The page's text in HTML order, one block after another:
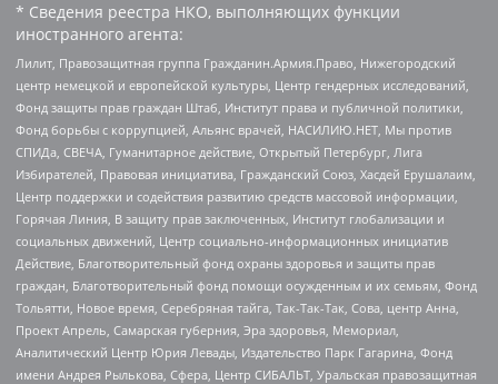
* Сведения реестра НКО, выполняющих функции
иностранного агента:
Лилит, Правозащитная группа Гражданин.Армия.Право, Нижегородский
центр немецкой и европейской культуры, Центр гендерных исследований,
Фонд защиты прав граждан Штаб, Институт права и публичной политики,
Фонд борьбы с коррупцией, Альянс врачей, НАСИЛИЮ.НЕТ, Мы против
СПИДа, СВЕЧА, Гуманитарное действие, Открытый Петербург, Лига
Избирателей, Правовая инициатива, Гражданский Союз, Хасдей Ерушалаим,
Центр поддержки и содействия развитию средств массовой информации,
Горячая Линия, В защиту прав заключенных, Институт глобализации и
социальных движений, Центр социально-информационных инициатив
Действие, Благотворительный фонд охраны здоровья и защиты прав
граждан, Благотворительный фонд помощи осужденным и их семьям, Фонд
Тольятти, Новое время, Серебряная тайга, Так-Так-Так, Сова, центр Анна,
Проект Апрель, Самарская губерния, Эра здоровья, Мемориал,
Аналитический Центр Юрия Левады, Издательство Парк Гагарина, Фонд
имени Андрея Рылькова, Сфера, Центр СИБАЛЬТ, Уральская правозащитная